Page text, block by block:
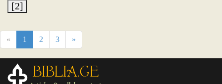
[2]
« 1 2 3 »